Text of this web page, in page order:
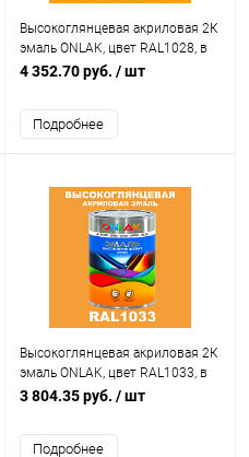
Высокоглянцевая акриловая 2К
эмаль ONLAK, цвет RAL1028, в
комплекте с отвердителем
4 352.70 руб. / шт
Подробнее
Высокоглянцевая акриловая 2К
эмаль ONLAK, цвет RAL1033, в
комплекте с отвердителем
3 804.35 руб. / шт
Подробнее